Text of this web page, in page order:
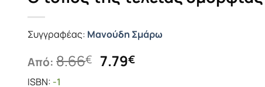
Συγγραφέας: Μανούδη Σμάρω
Από:8.66€ Original
7.79€Η
ISBN: -1